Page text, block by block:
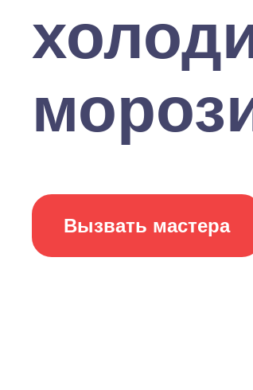
Вызвать мастера